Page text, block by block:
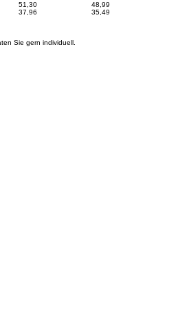
51,30
48,99
37,96 35,49
Sie gern individuell.